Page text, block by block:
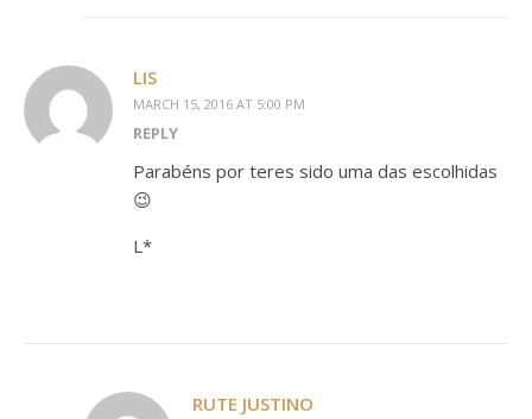
LIS
MARCH 15, 2016 AT 5:00 PM
REPLY
Parabéns por teres sido uma das escolhidas
😉
L*
RUTE JUSTINO